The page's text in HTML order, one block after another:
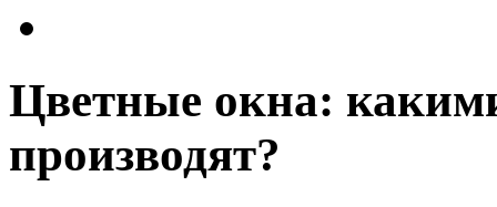
Цветные окна:
производят?